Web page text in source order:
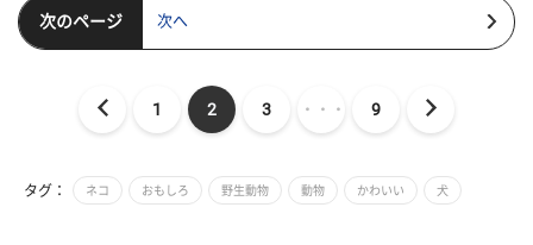
次のページ 次へ
1 2 3 ・・・ 9
タグ： ネコ おもしろ 野生動物 動物 かわいい 犬